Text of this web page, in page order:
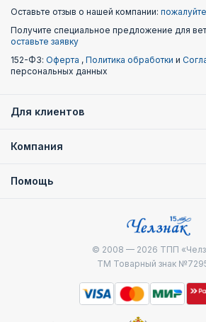
Оставьте отзыв о нашей компании:
Получите специальное предложение для
оставьте заявку
152-ФЗ: Оферта , Политика обработки и
персональных данных
Для клиентов
Компания
Помощь
© 2008 — 2026 ТПП
ТМ Товарный знак